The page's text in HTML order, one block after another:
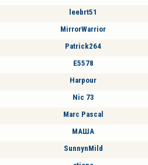
leebrt51
MirrorWarrior
Patrick264
E5578
Harpour
Nic 73
Marc Pascal
МАША
SunnynMild